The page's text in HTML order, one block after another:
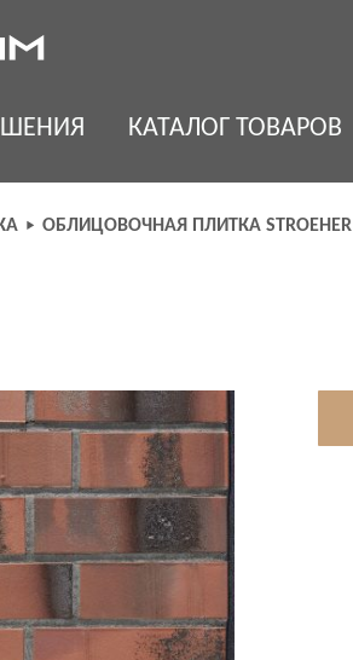
КАТАЛОГ ТОВАРОВ
ОБЛИЦОВОЧНАЯ ПЛИТКА STROEHER